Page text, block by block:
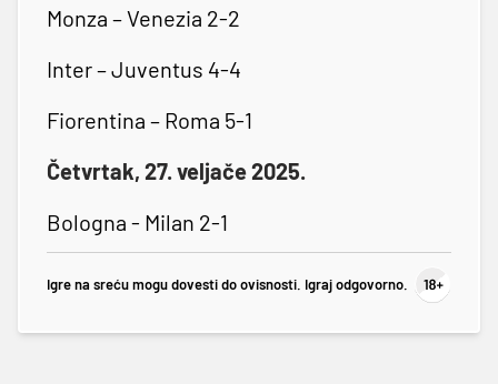
Monza – Venezia 2-2
Inter – Juventus 4-4
Fiorentina – Roma 5-1
Četvrtak, 27. veljače 2025.
Bologna - Milan 2-1
Igre na sreću mogu dovesti do ovisnosti. Igraj odgovorno.